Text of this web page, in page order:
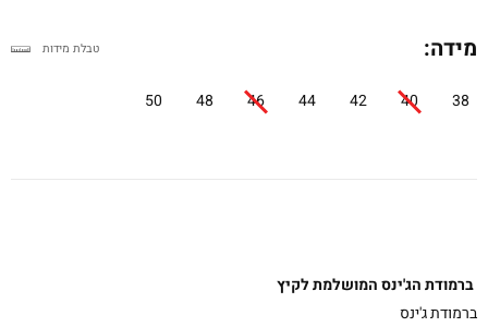
מידה:
38
40
42
44
46
48
50
טבלת מידות
ברמודת הג'ינס המושלמת לקיץ
ברמודת ג'ינס